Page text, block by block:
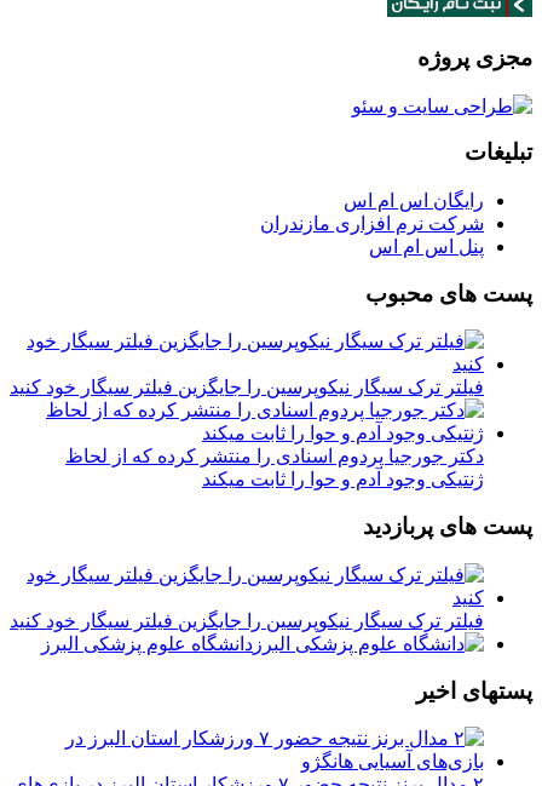
مجزی پروژه
تبلیغات
رایگان اس ام اس
شرکت نرم افزاری مازندران
پنل اس ام اس
پست های محبوب
فیلتر ترک سیگار نیکوپرسین را جایگزین فیلتر سیگار خود کنید
دکتر جورجیا پردوم اسنادی را منتشر کرده که از لحاظ
ژنتیکی وجود آدم و حوا را ثابت میکند
پست های پربازدید
فیلتر ترک سیگار نیکوپرسین را جایگزین فیلتر سیگار خود کنید
دانشگاه علوم پزشکی البرز
پستهای اخیر